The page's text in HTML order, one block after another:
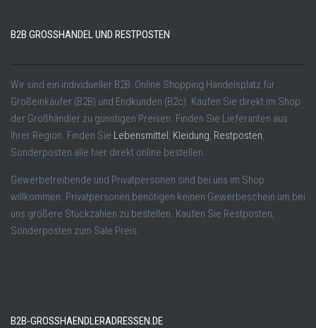
B2B GROSSHANDEL UND RESTPOSTEN
Wir sind ein individueller B2B Online Shopping Handelsplatz für
Großeinkäufer (B2B) und Endkunden (B2c). Kaufen Sie direkt im Shop
der Großhändler zu günstigen Preisen. Finden Sie Lieferanten aus
Ihrer Region. Finden Sie Lebensmittel, Kleidung, Restposten,
Sonderposten alle hier direkt online bestellen.
Gewerbetreibende und Privatpersonen sind bei uns im Shop
willkommen. Privatpersonen benötigen keinen Gewerbeschein um bei
uns größere Stückzahlen zu bestellen. Kaufen Sie Restposten,
Sonderposten zum Sale Preis.
B2B-GROSSHAENDLERADRESSEN.DE